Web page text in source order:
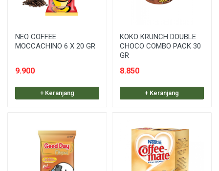
NEO COFFEE
MOCCACHINO 6 X 20 GR
9.900
+ Keranjang
KOKO KRUNCH DOUBLE
CHOCO COMBO PACK 30
GR
8.850
+ Keranjang